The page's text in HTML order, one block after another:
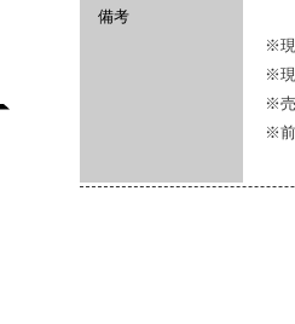
備考
※
※現
※
※前